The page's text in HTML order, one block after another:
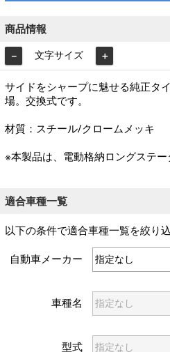
商品情報
－ 文字サイズ ＋
サイドをシャープに魅せる純正タ
場。交換式です。
材質：スチール/クロームメッキ
※本製品は、電動格納ロングステー
適合車種一覧
以下の条件で適合車種一覧を絞り
自動車メーカー
車種名
型式